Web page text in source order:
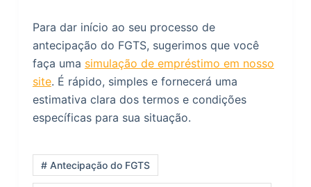
Para dar início ao seu processo de
antecipação do FGTS, sugerimos que você
faça uma simulação de empréstimo em nosso
site. É rápido, simples e fornecerá uma
estimativa clara dos termos e condições
específicas para sua situação.
# Antecipação do FGTS